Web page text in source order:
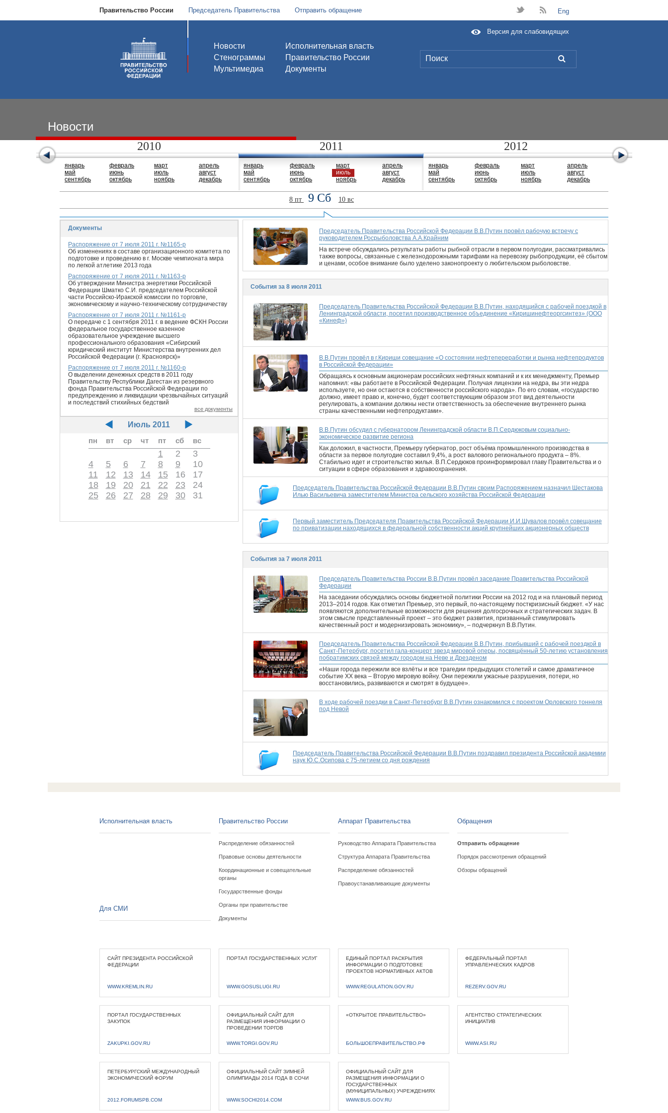
Правительство России Председатель Правительства Отправить обращение t B Eng
Новости
Стенограммы
Мультимедиа
Исполнительная власть
Правительство России
Документы
L
Версия для слабовидящих
Новости
2010
январь
май
сентябрь
февраль
июнь
октябрь
март
июль
ноябрь
апрель
август
декабрь
2011
январь
май
сентябрь
февраль
июнь
октябрь
март
июль
ноябрь
апрель
август
декабрь
2012
январь
май
сентябрь
февраль
июнь
октябрь
март
июль
ноябрь
апрель
август
декабрь
8 пт 9 Сб 10 вс
Документы
Распоряжение от 7 июля 2011 г. №1165-р
Об изменениях в составе организационного комитета по
подготовке и проведению в г. Москве чемпионата мира
по легкой атлетике 2013 года
Распоряжение от 7 июля 2011 г. №1163-р
Об утверждении Министра энергетики Российской
Федерации Шматко С.И. председателем Российской
части Российско-Иракской комиссии по торговле,
экономическому и научно-техническому сотрудничеству
Распоряжение от 7 июля 2011 г. №1161-р
О передаче с 1 сентября 2011 г. в ведение ФСКН России
федеральное государственное казенное
образовательное учреждение высшего
профессионального образования «Сибирский
юридический институт Министерства внутренних дел
Российской Федерации (г. Красноярск)»
Распоряжение от 7 июля 2011 г. №1160-р
О выделении денежных средств в 2011 году
Правительству Республики Дагестан из резервного
фонда Правительства Российской Федерации по
предупреждению и ликвидации чрезвычайных ситуаций
и последствий стихийных бедствий
все документы
Июль 2011
пн
вт ср чт пт сб вс
1 2
3
4
5 6 7 8 9
10
11
12 13 14 15 16
17
18
19 20 21 22 23
24
25
26 27 28 29 30 31
Председатель Правительства Российской Федерации В.В.Путин провёл рабочую встречу с
руководителем Росрыболовства А.А.Крайним
На встрече обсуждались результаты работы рыбной отрасли в первом полугодии, рассматривались
также вопросы, связанные с железнодорожными тарифами на перевозку рыбопродукции, её сбытом
и ценами, особое внимание было уделено законопроекту о любительском рыболовстве.
События за 8 июля 2011
Председатель Правительства Российской Федерации В.В.Путин, находящийся с рабочей поездкой в
Ленинградской области, посетил производственное объединение «Киришинефтеоргсинтез» (ООО
«Кинеф»)
В.В.Путин провёл в г.Кириши совещание «О состоянии нефтепереработки и рынка нефтепродуктов
в Российской Федерации»
Обращаясь к основным акционерам российских нефтяных компаний и к их менеджменту, Премьер
напомнил: «вы работаете в Российской Федерации. Получая лицензии на недра, вы эти недра
используете, но они остаются в собственности российского народа». По его словам, «государство
должно, имеет право и, конечно, будет соответствующим образом этот вид деятельности
регулировать, а компании должны нести ответственность за обеспечение внутреннего рынка
страны качественными нефтепродуктами».
В.В.Путин обсудил с губернатором Ленинградской области В.П.Сердюковым социально-
экономическое развитие региона
Как доложил, в частности, Премьеру губернатор, рост объёма промышленного производства в
области за первое полугодие составил 9,4%, а рост валового регионального продукта – 8%.
Стабильно идет и строительство жилья. В.П.Сердюков проинформировал главу Правительства и о
ситуации в сфере образования и здравоохранения.
Председатель Правительства Российской Федерации В.В.Путин своим Распоряжением назначил Шестакова
Илью Васильевича заместителем Министра сельского хозяйства Российской Федерации
Первый заместитель Председателя Правительства Российской Федерации И.И.Шувалов провёл совещание
по приватизации находящихся в федеральной собственности акций крупнейших акционерных обществ
События за 7 июля 2011
Председатель Правительства России В.В.Путин провёл заседание Правительства Российской
Федерации
На заседании обсуждались основы бюджетной политики России на 2012 год и на плановый период
2013–2014 годов. Как отметил Премьер, это первый, по-настоящему посткризисный бюджет. «У нас
появляются дополнительные возможности для решения долгосрочных и стратегических задач. В
этом смысле представленный проект – это бюджет развития, призванный стимулировать
качественный рост и модернизировать экономику», – подчеркнул В.В.Путин.
Председатель Правительства Российской Федерации В.В.Путин, прибывший с рабочей поездкой в
Санкт-Петербург, посетил гала-концерт звезд мировой оперы, посвящённый 50-летию установления
побратимских связей между городом на Неве и Дрезденом
«Наши города пережили все взлёты и все трагедии предыдущих столетий и самое драматичное
событие XX века – Вторую мировую войну. Они пережили ужасные разрушения, потери, но
восстановились, развиваются и смотрят в будущее».
В ходе рабочей поездки в Санкт-Петербург В.В.Путин ознакомился с проектом Орловского тоннеля
под Невой
Председатель Правительства Российской Федерации В.В.Путин поздравил президента Российской академии
наук Ю.С.Осипова с 75-летием со дня рождения
Исполнительная власть Правительство России
Распределение обязанностей
Правовые основы деятельности
Координационные и совещательные
органы
Государственные фонды
Органы при правительстве
Документы
Аппарат Правительства
Руководство Аппарата Правительства
Структура Аппарата Правительства
Распределение обязанностей
Правоустанавливающие документы
Обращения
Отправить обращение
Порядок рассмотрения обращений
Обзоры обращений
Для СМИ
САЙТ ПРЕЗИДЕНТА РОССИЙСКОЙ
ФЕДЕРАЦИИ
WWW.KREMLIN.RU
ПОРТАЛ ГОСУДАРСТВЕННЫХ УСЛУГ
WWW.GOSUSLUGI.RU
ЕДИНЫЙ ПОРТАЛ РАСКРЫТИЯ
ИНФОРМАЦИИ О ПОДГОТОВКЕ
ПРОЕКТОВ НОРМАТИВНЫХ АКТОВ
WWW.REGULATION.GOV.RU
ФЕДЕРАЛЬНЫЙ ПОРТАЛ
УПРАВЛЕНЧЕСКИХ КАДРОВ
REZERV.GOV.RU
ПОРТАЛ ГОСУДАРСТВЕННЫХ
ЗАКУПОК
ZAKUPKI.GOV.RU
ОФИЦИАЛЬНЫЙ САЙТ ДЛЯ
РАЗМЕЩЕНИЯ ИНФОРМАЦИИ О
ПРОВЕДЕНИИ ТОРГОВ
WWW.TORGI.GOV.RU
«ОТКРЫТОЕ ПРАВИТЕЛЬСТВО»
БОЛЬШОЕПРАВИТЕЛЬСТВО.РФ
АГЕНТСТВО СТРАТЕГИЧЕСКИХ
ИНИЦИАТИВ
WWW.ASI.RU
ПЕТЕРБУРГСКИЙ МЕЖДУНАРОДНЫЙ
ЭКОНОМИЧЕСКИЙ ФОРУМ
2012.FORUMSPB.COM
ОФИЦИАЛЬНЫЙ САЙТ ЗИМНЕЙ
ОЛИМПИАДЫ 2014 ГОДА В СОЧИ
WWW.SOCHI2014.COM
ОФИЦИАЛЬНЫЙ САЙТ ДЛЯ
РАЗМЕЩЕНИЯ ИНФОРМАЦИИ О
ГОСУДАРСТВЕННЫХ
(МУНИЦИПАЛЬНЫХ) УЧРЕЖДЕНИЯХ
WWW.BUS.GOV.RU